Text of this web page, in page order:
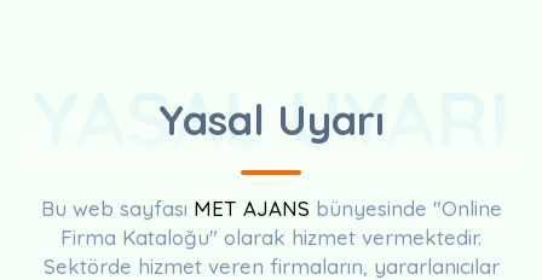
Yasal Uyarı
YASAL UYARI
Bu web sayfası MET AJANS bünyesinde "Online
Firma Kataloğu" olarak hizmet vermektedir.
Sektörde hizmet veren firmaların, yararlanıcılar